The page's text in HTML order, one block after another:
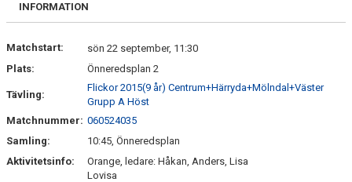
KONTAKT
MATCHER
INFORMATION
Matchstart:
sön 22 september, 11:30
Plats:
Önneredsplan 2
Tävling:
Flickor 2015(9 år) Centrum+Härryda+Mölndal+Väster
Grupp A Höst
Matchnummer: 060524035
Samling:
10:45, Önneredsplan
Aktivitetsinfo:
Orange, ledare: Håkan, Anders, Lisa
Lovisa